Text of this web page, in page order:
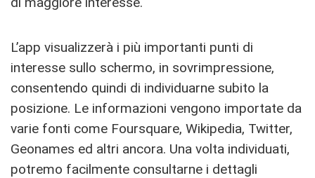
L’app visualizzerà i più importanti punti di
interesse sullo schermo, in sovrimpressione,
consentendo quindi di individuarne subito la
posizione. Le informazioni vengono importate da
varie fonti come Foursquare, Wikipedia, Twitter,
Geonames ed altri ancora. Una volta individuati,
potremo facilmente consultarne i dettagli